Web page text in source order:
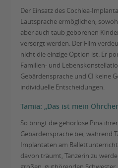
Der Einsatz des Cochlea-
Lautsprache ermöglichen,
aber auch taub geborenen
versorgt werden. Der Film
nicht die einzige Option ist: Er
Familien- und
Gebärdensprache und CI keine
individuelle Entscheidungen.
Tamia: „Das ist mein
So bringt die gehörlose Pina
Gebärdensprache bei, während
Implantaten am
davon träumt, Tänzerin zu